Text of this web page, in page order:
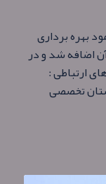
خانواده اصفهان در سال ۱۳۷۶ مود بهره برداری
اضافه شد و در
ارتباطی :
تخصصی